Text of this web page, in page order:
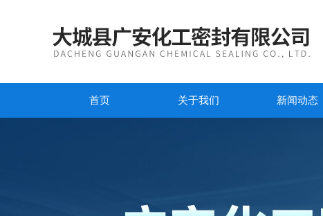
首页 关于我们 新闻动态